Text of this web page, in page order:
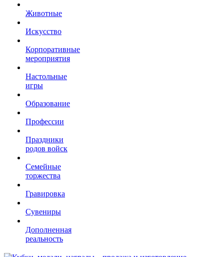
Животные
Искусство
Корпоративные
мероприятия
Настольные
игры
Образование
Профессии
Праздники
родов войск
Семейные
торжества
Гравировка
Сувениры
Дополненная
реальность